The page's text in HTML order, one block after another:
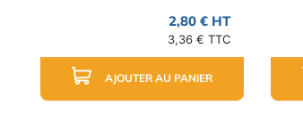
2,80 € HT
3,36 € TTC
AJOUTER AU PANIER